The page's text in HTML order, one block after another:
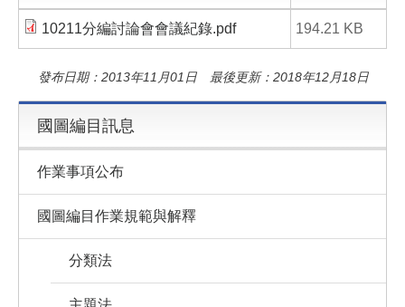
10211分編討論會會議紀錄.pdf 194.21 KB
發布日期：2013年11月01日 最後更新：2018年12月18日
國圖編目訊息
作業事項公布
國圖編目作業規範與解釋
分類法